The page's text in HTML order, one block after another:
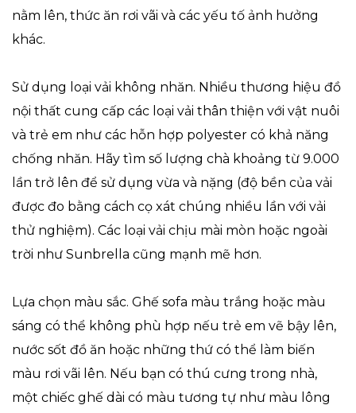
nằm lên, thức ăn rơi vãi và các yếu tố ảnh hưởng
khác.
Sử dụng loại vải không nhăn. Nhiều thương hiệu đồ
nội thất cung cấp các loại vải thân thiện với vật nuôi
và trẻ em như các hỗn hợp polyester có khả năng
chống nhăn. Hãy tìm số lượng chà khoảng từ 9.000
lần trở lên để sử dụng vừa và nặng (độ bền của vải
được đo bằng cách cọ xát chúng nhiều lần với vải
thử nghiệm). Các loại vải chịu mài mòn hoặc ngoài
trời như Sunbrella cũng mạnh mẽ hơn.
Lựa chọn màu sắc. Ghế sofa màu trắng hoặc màu
sáng có thể không phù hợp nếu trẻ em vẽ bậy lên,
nước sốt đồ ăn hoặc những thứ có thể làm biến
màu rơi vãi lên. Nếu bạn có thú cưng trong nhà,
một chiếc ghế dài có màu tương tự như màu lông